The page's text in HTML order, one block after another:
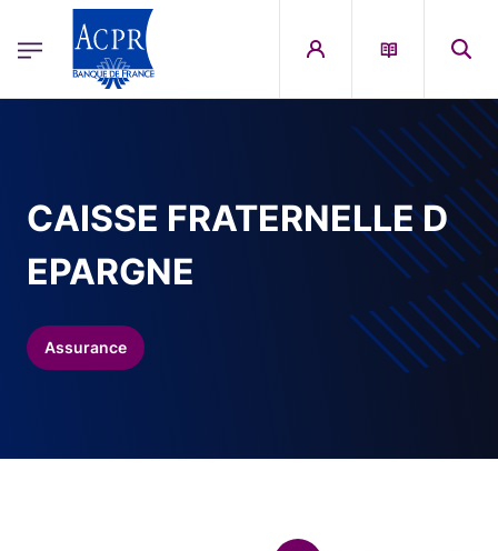
ACPR Menu Principal (French)
CAISSE FRATERNELLE D
EPARGNE
Assurance